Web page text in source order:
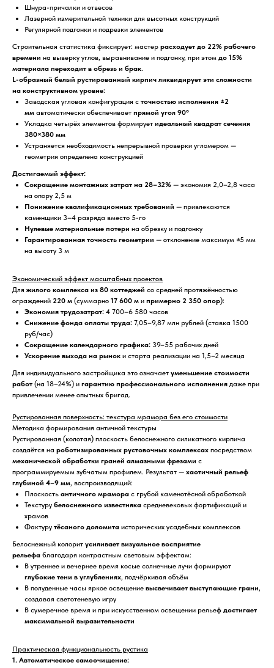
Шнура-причалки и отвесов
Лазерной измерительной техники для высотных конструкций
Регулярной подгонки и подрезки элементов
Строительная статистика фиксирует: мастер расходует до 22% рабочего
времени на выверку углов, выравнивание и подгонку, при этом до 15%
материала переходит в обрезь и брак.
L-образный белый рустированный кирпич ликвидирует эти сложности
на конструктивном уровне:
Заводская угловая конфигурация с точностью исполнения ±2
мм автоматически обеспечивает прямой угол 90°
Укладка четырёх элементов формирует идеальный квадрат сечения
380×380 мм
Устраняется необходимость непрерывной проверки угломером —
геометрия определена конструкцией
Достигаемый эффект:
Сокращение монтажных затрат на 28–32% — экономия 2,0–2,8 часа
на опору 2,5 м
Понижение квалификационных требований — привлекаются
каменщики 3–4 разряда вместо 5-го
Нулевые материальные потери на обрезку и подгонку
Гарантированная точность геометрии — отклонение максимум ±5 мм
на высоту 3 м
Экономический эффект масштабных проектов
Для жилого комплекса из 80 коттеджей со средней протяжённостью
ограждений 220 м (суммарно 17 600 м и примерно 2 350 опор):
Экономия трудозатрат: 4 700–6 580 часов
Снижение фонда оплаты труда: 7,05–9,87 млн рублей (ставка 1500
руб/час)
Сокращение календарного графика: 39–55 рабочих дней
Ускорение выхода на рынок и старта реализации на 1,5–2 месяца
Для индивидуального застройщика это означает уменьшение стоимости
работ (на 18–24%) и гарантию профессионального исполнения даже при
привлечении менее опытных бригад.
Рустированная поверхность: текстура мрамора без его стоимости
Методика формирования античной текстуры
Рустированная (колотая) плоскость белоснежного силикатного кирпича
создаётся на роботизированных рустовочных комплексах посредством
механической обработки граней алмазными фрезами с
программируемым зубчатым профилем. Результат — хаотичный рельеф
глубиной 4–9 мм, воспроизводящий:
Плоскость античного мрамора с грубой каменотёсной обработкой
Текстуру белоснежного известняка средневековых фортификаций и
храмов
Фактуру тёсаного доломита исторических усадебных комплексов
Белоснежный колорит усиливает визуальное восприятие
рельефа благодаря контрастным световым эффектам:
В утреннее и вечернее время косые солнечные лучи формируют
глубокие тени в углублениях, подчёркивая объём
В полуденные часы яркое освещение высвечивает выступающие грани,
создавая светотеневую игру
В сумеречное время и при искусственном освещении рельеф достигает
максимальной выразительности
Практическая функциональность рустика
1. Автоматическое самоочищение: